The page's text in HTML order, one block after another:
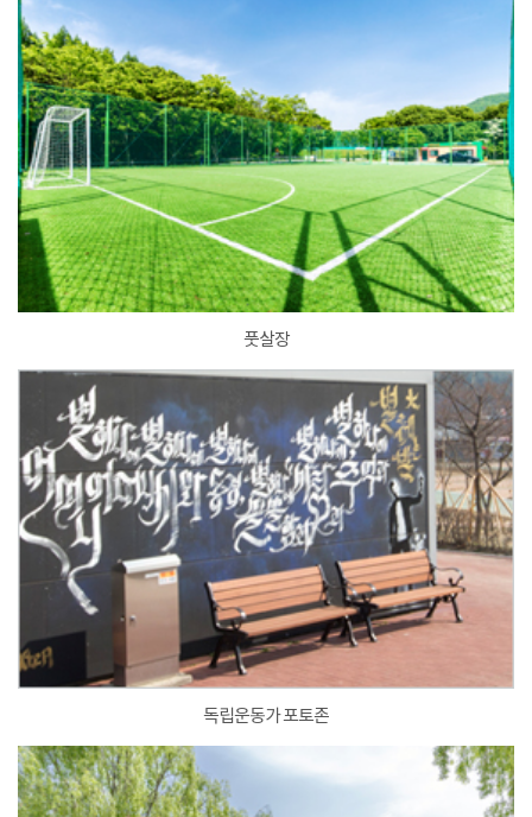
풋살장
독립운동가 포토존